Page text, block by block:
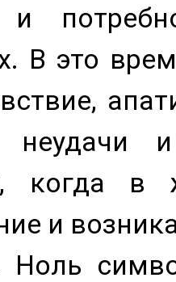
В это
неудачи
когда в
и